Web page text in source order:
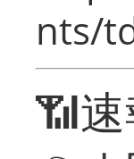
nts/
📶